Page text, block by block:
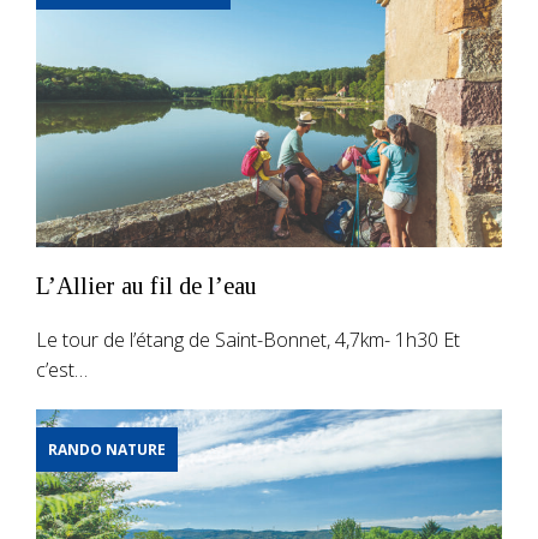
L’Allier au fil de l’eau
Le tour de l’étang de Saint-Bonnet, 4,7km- 1h30 Et
c’est…
RANDO NATURE